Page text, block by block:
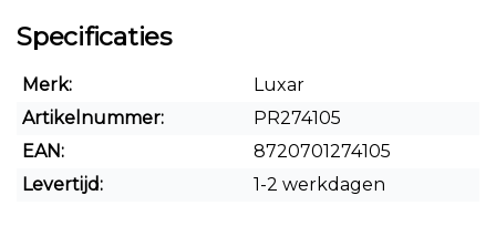
Specificaties
Merk:
Luxar
Artikelnummer:
PR274105
EAN:
8720701274105
Levertijd:
1-2 werkdagen